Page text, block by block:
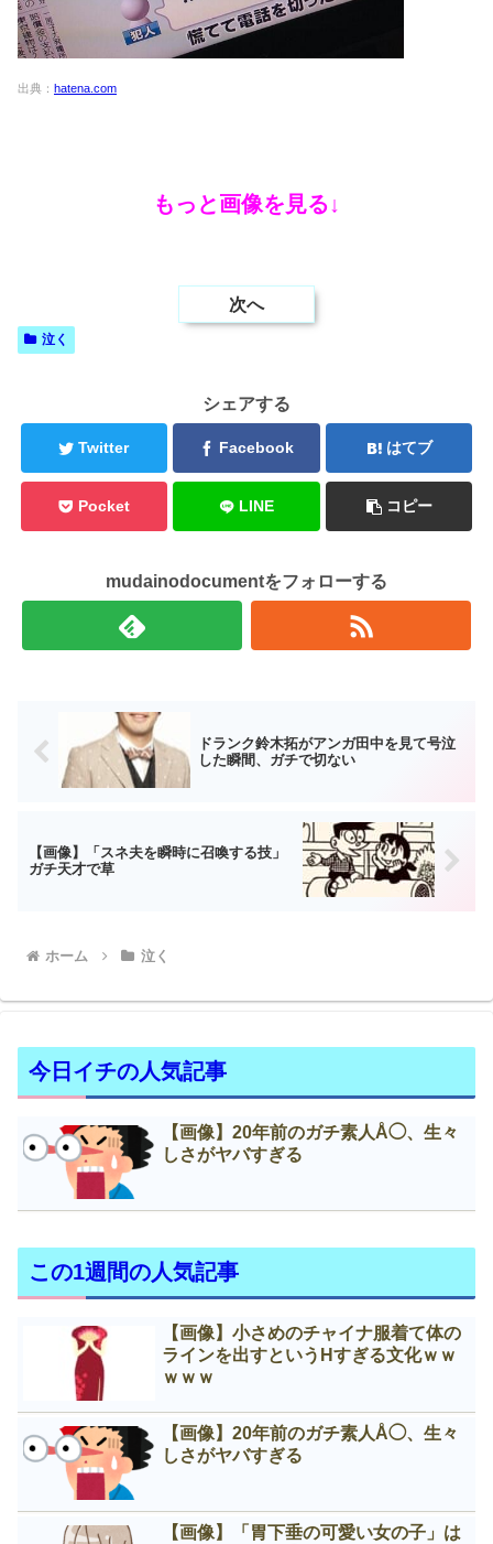
出典： hatena.com
もっと画像を見る↓
次へ
泣く
シェアする
Twitter Facebook はてブ
Pocket LINE コピー
mudainodocumentをフォローする
ドランク鈴木拓がアンガ田中を見て号泣
した瞬間、ガチで切ない
【画像】「スネ夫を瞬時に召喚する技」
ガチ天才で草
ホーム 泣く
今日イチの人気記事
【画像】20年前のガチ素人Å◯、生々
しさがヤバすぎる
この1週間の人気記事
【画像】小さめのチャイナ服着て体の
ラインを出すというНすぎる文化ｗｗ
ｗｗｗ
【画像】20年前のガチ素人Å◯、生々
しさがヤバすぎる
【画像】「胃下垂の可愛い女の子」は